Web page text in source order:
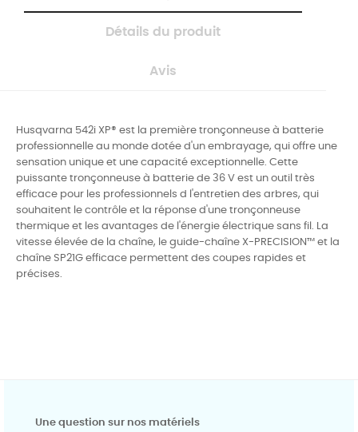
Détails du produit
Avis
Husqvarna 542i XP® est la première tronçonneuse à batterie
professionnelle au monde dotée d'un embrayage, qui offre une
sensation unique et une capacité exceptionnelle. Cette
puissante tronçonneuse à batterie de 36 V est un outil très
efficace pour les professionnels d l'entretien des arbres, qui
souhaitent le contrôle et la réponse d'une tronçonneuse
thermique et les avantages de l'énergie électrique sans fil. La
vitesse élevée de la chaîne, le guide-chaîne X-PRECISION™ et la
chaîne SP21G efficace permettent des coupes rapides et
précises.
Une question sur nos matériels